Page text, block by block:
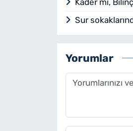
Kader mi,
Sur
Yorumlar